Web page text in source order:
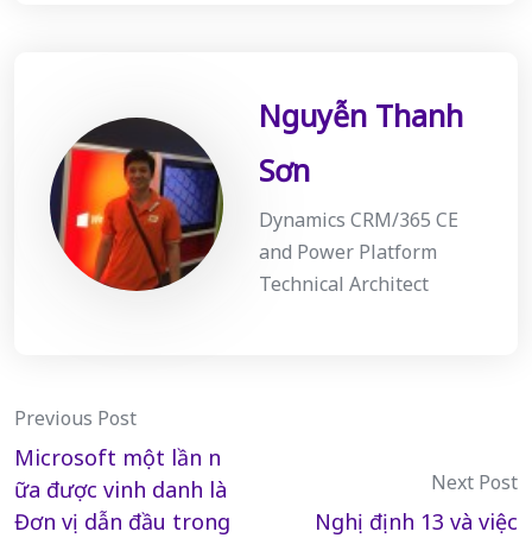
Nguyễn Thanh
Sơn
Dynamics CRM/365 CE
and Power Platform
Technical Architect
Post
navigation
Previous Post
Microsoft một lần n
ữa được vinh danh là
Đơn vị dẫn đầu trong
Next Post
Nghị định 13 và việc